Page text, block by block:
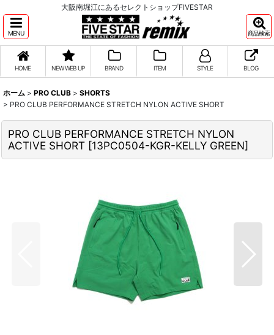
大阪南堀江にあるセレクトショップFIVESTAR
MENU 商品検索
HOME NEW WEB UP BRAND ITEM STYLE BLOG
ホーム > PRO CLUB > SHORTS
> PRO CLUB PERFORMANCE STRETCH NYLON ACTIVE SHORT
PRO CLUB PERFORMANCE STRETCH NYLON
ACTIVE SHORT [13PC0504-KGR-KELLY GREEN]